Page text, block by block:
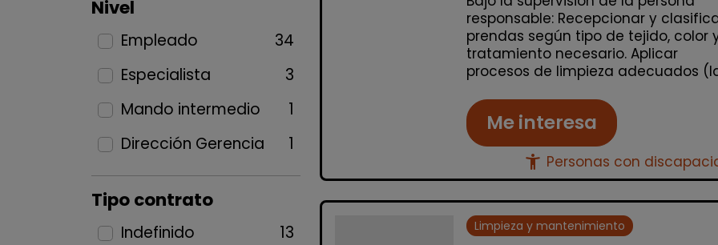
Nivel
Empleado
34
Especialista
3
Mando intermedio
1
Dirección Gerencia
1
Tipo contrato
Indefinido
13
responsable: Recepcionar y
prendas según tipo de tejido, color
tratamiento necesario. Aplicar
procesos de limpieza adecuados
Me interesa
accessibility_new Personas con
Limpieza y mantenimiento